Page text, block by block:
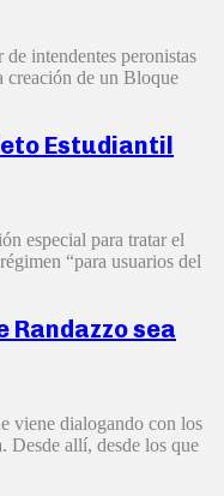
intendentes peronistas
creación de un Bloque
Estudiantil
especial para tratar el
“para usuarios del
Randazzo sea
viene dialogando con los
Desde allí, desde los que